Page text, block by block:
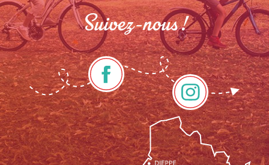
Suivez-nous !